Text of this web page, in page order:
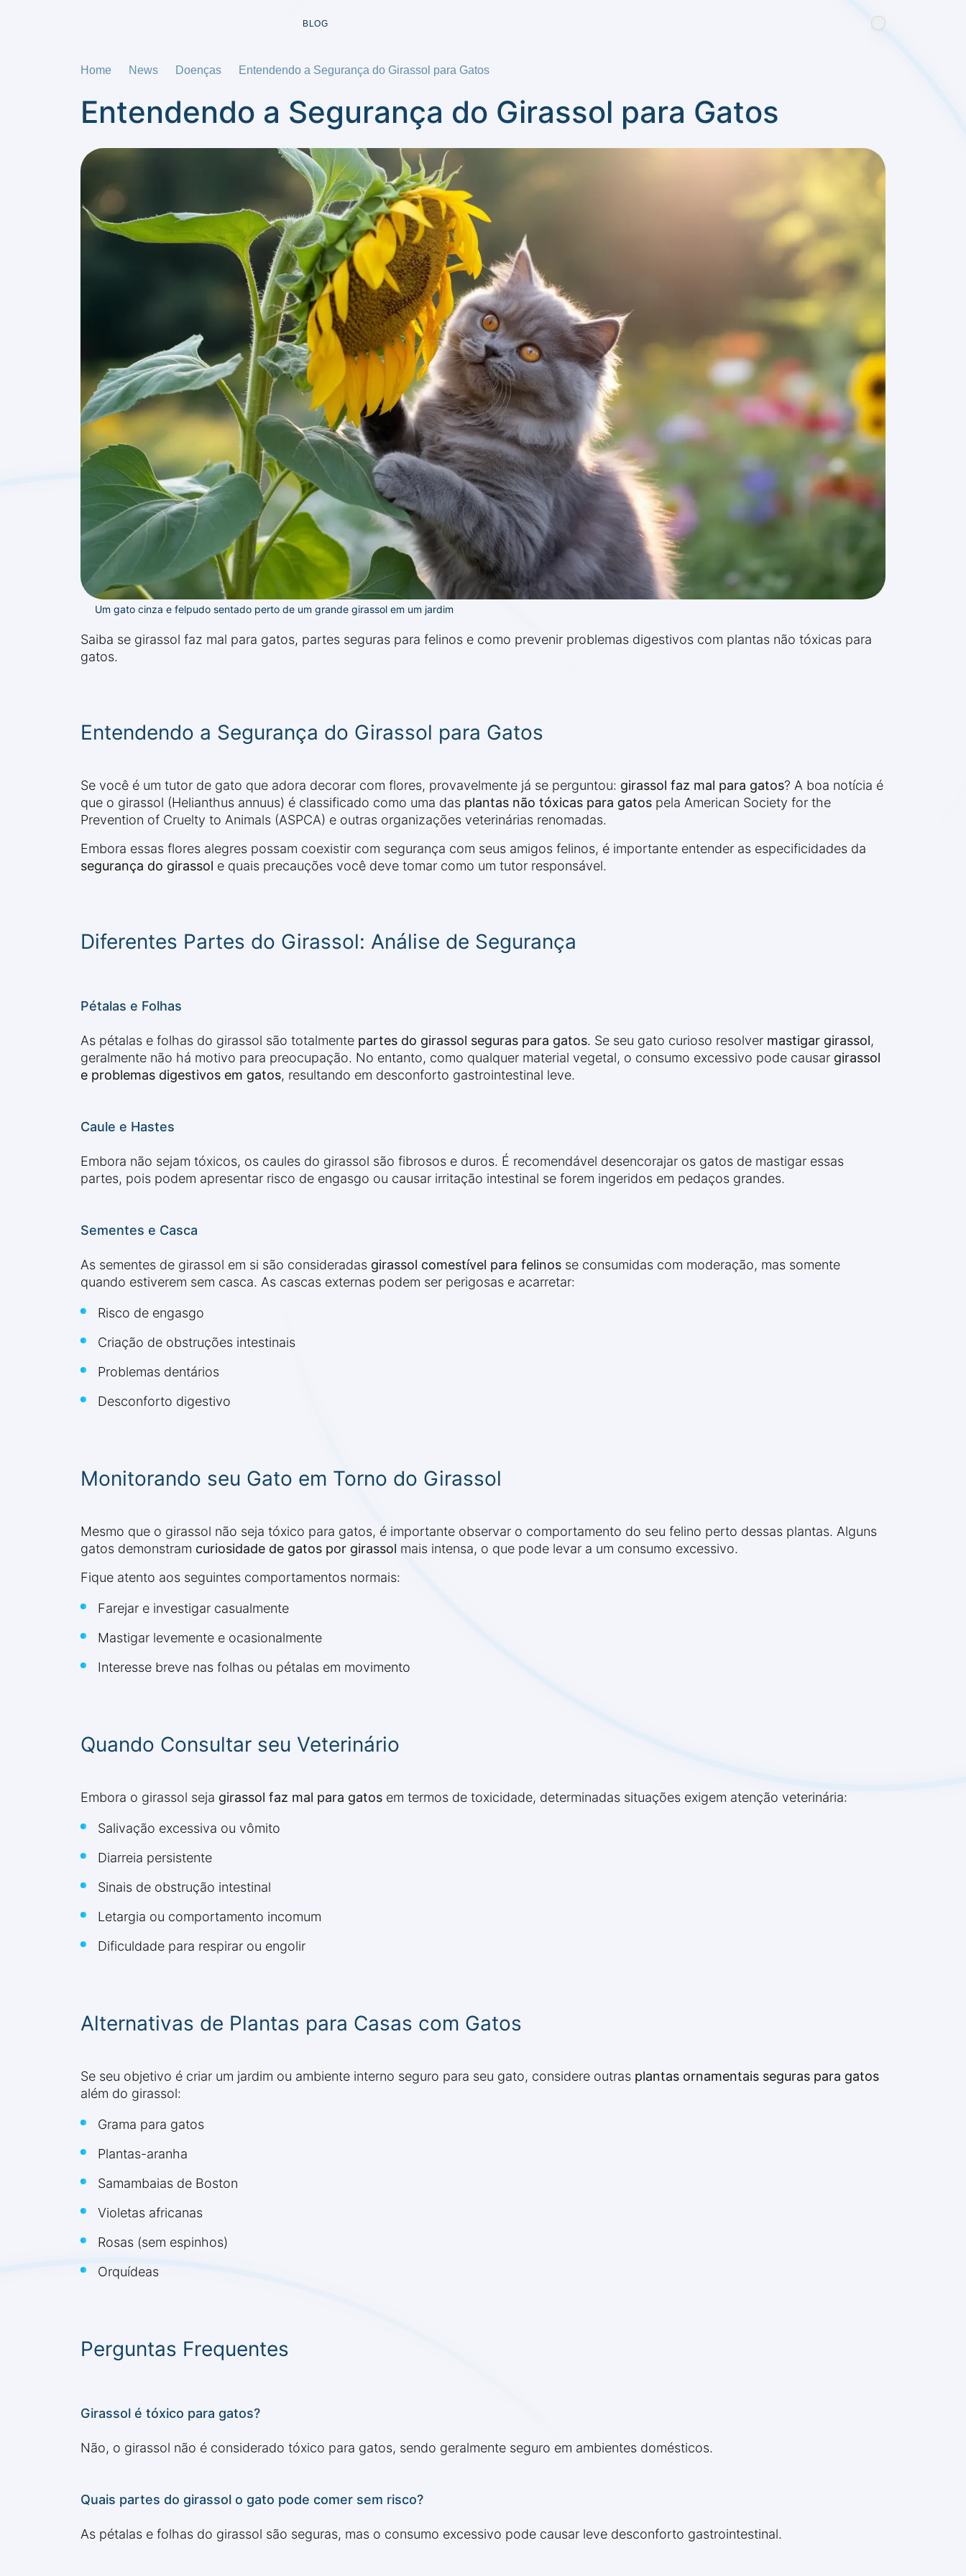
BLOG
Home News Doenças Entendendo a Segurança do Girassol para Gatos
Entendendo a Segurança do Girassol para Gatos
Um gato cinza e felpudo sentado perto de um grande girassol em um jardim
Saiba se girassol faz mal para gatos, partes seguras para felinos e como prevenir problemas digestivos com plantas não tóxicas para
gatos.
Entendendo a Segurança do Girassol para Gatos
Se você é um tutor de gato que adora decorar com flores, provavelmente já se perguntou: girassol faz mal para gatos? A boa notícia é
que o girassol (Helianthus annuus) é classificado como uma das plantas não tóxicas para gatos pela American Society for the
Prevention of Cruelty to Animals (ASPCA) e outras organizações veterinárias renomadas.
Embora essas flores alegres possam coexistir com segurança com seus amigos felinos, é importante entender as especificidades da
segurança do girassol e quais precauções você deve tomar como um tutor responsável.
Diferentes Partes do Girassol: Análise de Segurança
Pétalas e Folhas
As pétalas e folhas do girassol são totalmente partes do girassol seguras para gatos. Se seu gato curioso resolver mastigar girassol,
geralmente não há motivo para preocupação. No entanto, como qualquer material vegetal, o consumo excessivo pode causar girassol
e problemas digestivos em gatos, resultando em desconforto gastrointestinal leve.
Caule e Hastes
Embora não sejam tóxicos, os caules do girassol são fibrosos e duros. É recomendável desencorajar os gatos de mastigar essas
partes, pois podem apresentar risco de engasgo ou causar irritação intestinal se forem ingeridos em pedaços grandes.
Sementes e Casca
As sementes de girassol em si são consideradas girassol comestível para felinos se consumidas com moderação, mas somente
quando estiverem sem casca. As cascas externas podem ser perigosas e acarretar:
Risco de engasgo
Criação de obstruções intestinais
Problemas dentários
Desconforto digestivo
Monitorando seu Gato em Torno do Girassol
Mesmo que o girassol não seja tóxico para gatos, é importante observar o comportamento do seu felino perto dessas plantas. Alguns
gatos demonstram curiosidade de gatos por girassol mais intensa, o que pode levar a um consumo excessivo.
Fique atento aos seguintes comportamentos normais:
Farejar e investigar casualmente
Mastigar levemente e ocasionalmente
Interesse breve nas folhas ou pétalas em movimento
Quando Consultar seu Veterinário
Embora o girassol seja girassol faz mal para gatos em termos de toxicidade, determinadas situações exigem atenção veterinária:
Salivação excessiva ou vômito
Diarreia persistente
Sinais de obstrução intestinal
Letargia ou comportamento incomum
Dificuldade para respirar ou engolir
Alternativas de Plantas para Casas com Gatos
Se seu objetivo é criar um jardim ou ambiente interno seguro para seu gato, considere outras plantas ornamentais seguras para gatos
além do girassol:
Grama para gatos
Plantas-aranha
Samambaias de Boston
Violetas africanas
Rosas (sem espinhos)
Orquídeas
Perguntas Frequentes
Girassol é tóxico para gatos?
Não, o girassol não é considerado tóxico para gatos, sendo geralmente seguro em ambientes domésticos.
Quais partes do girassol o gato pode comer sem risco?
As pétalas e folhas do girassol são seguras, mas o consumo excessivo pode causar leve desconforto gastrointestinal.